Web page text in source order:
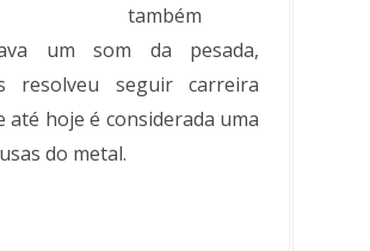
também
um som da pesada,
resolveu seguir carreira
até hoje é considerada uma
do metal.